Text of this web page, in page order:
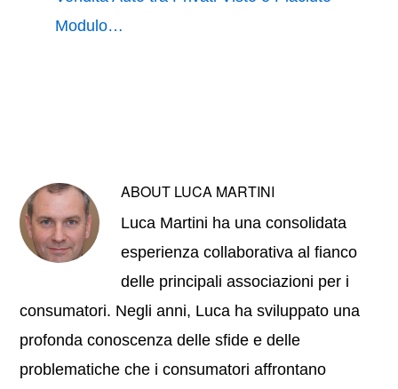
Modulo…
ABOUT LUCA MARTINI
Luca Martini ha una consolidata
esperienza collaborativa al fianco
delle principali associazioni per i
consumatori. Negli anni, Luca ha sviluppato una
profonda conoscenza delle sfide e delle
problematiche che i consumatori affrontano